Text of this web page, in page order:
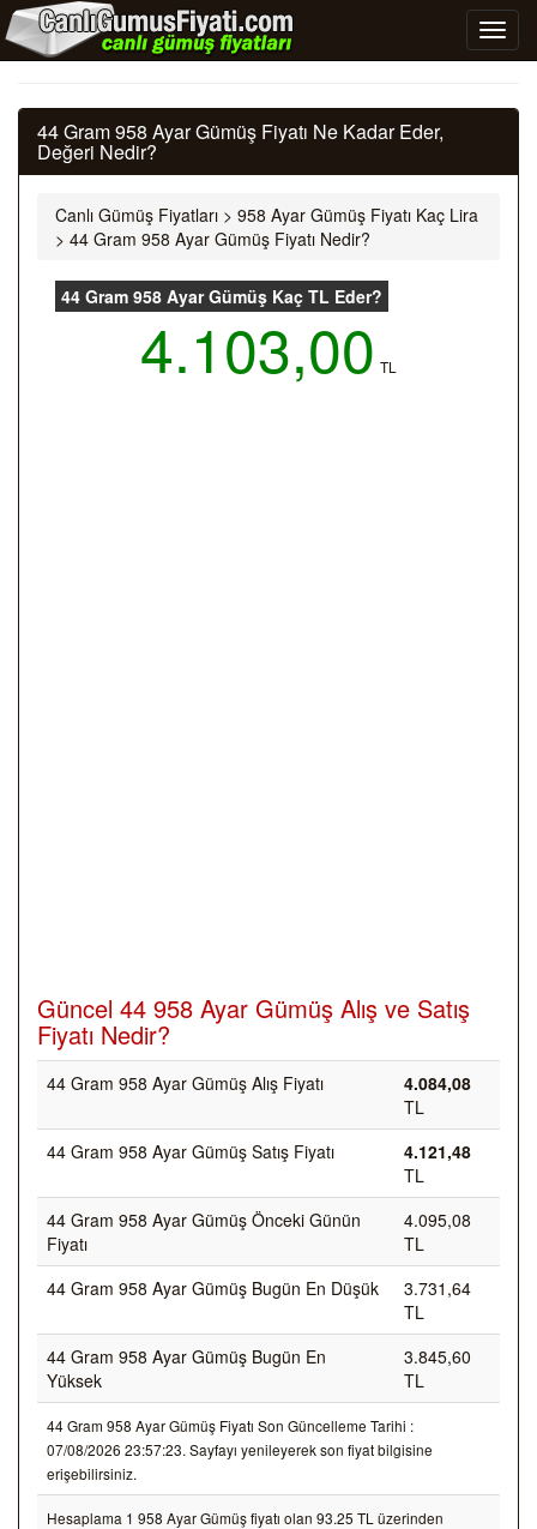
44 Gram 958 Ayar Gümüş Fiyatı Ne Kadar Eder,
Değeri Nedir?
Canlı Gümüş Fiyatları > 958 Ayar Gümüş Fiyatı Kaç Lira
> 44 Gram 958 Ayar Gümüş Fiyatı Nedir?
44 Gram 958 Ayar Gümüş Kaç TL Eder?
4.103,00 TL
Güncel 44 958 Ayar Gümüş Alış ve Satış
Fiyatı Nedir?
44 Gram 958 Ayar Gümüş Alış Fiyatı
4.084,08
TL
44 Gram 958 Ayar Gümüş Satış Fiyatı
4.121,48
TL
44 Gram 958 Ayar Gümüş Önceki Günün
Fiyatı
4.095,08
TL
44 Gram 958 Ayar Gümüş Bugün En Düşük
3.731,64
TL
44 Gram 958 Ayar Gümüş Bugün En
Yüksek
3.845,60
TL
44 Gram 958 Ayar Gümüş Fiyatı Son Güncelleme Tarihi :
07/08/2026 23:57:23. Sayfayı yenileyerek son fiyat bilgisine
erişebilirsiniz.
Hesaplama 1 958 Ayar Gümüş fiyatı olan 93.25 TL üzerinden